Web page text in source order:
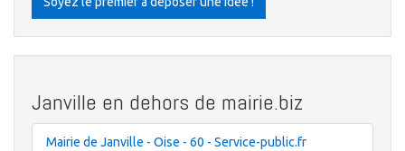
Janville en dehors de mairie.biz
Mairie de Janville - Oise - 60 - Service-public.fr